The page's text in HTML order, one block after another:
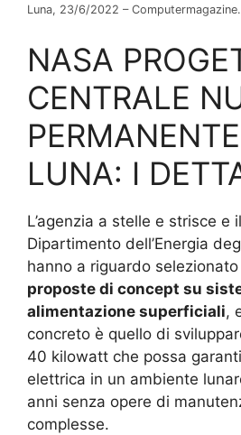
Luna, 23/6/2022 –
NASA
CENTRALE
LUNA: I
L’agenzia a stelle e strisce e
Dipartimento dell’Energia
hanno a riguardo selezionato
proposte di concept su
alimentazione superficiali,
concreto è quello di
40 kilowatt che possa
elettrica in un ambiente
anni senza opere di
complesse.